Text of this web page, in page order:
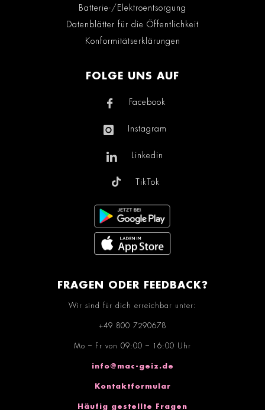
Batterie-/Elektroentsorgung
Datenblätter für die Öffentlichkeit
Konformitätserklärungen
FOLGE UNS AUF
Facebook
Instagram
Linkedin
TikTok
FRAGEN ODER FEEDBACK?
Wir sind für dich erreichbar unter:
+49 800 7290678
Mo – Fr von 09:00 – 16:00 Uhr
info@mac-geiz.de
Kontaktformular
Häufig gestellte Fragen